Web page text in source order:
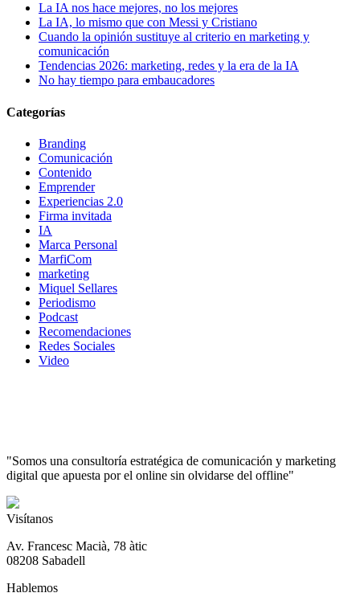
La IA nos hace mejores, no los mejores
La IA, lo mismo que con Messi y Cristiano
Cuando la opinión sustituye al criterio en marketing y
comunicación
Tendencias 2026: marketing, redes y la era de la IA
No hay tiempo para embaucadores
Categorías
Branding
Comunicación
Contenido
Emprender
Experiencias 2.0
Firma invitada
IA
Marca Personal
MarfiCom
marketing
Miquel Sellares
Periodismo
Podcast
Recomendaciones
Redes Sociales
Video
"Somos una consultoría estratégica de comunicación y marketing
digital que apuesta por el online sin olvidarse del offline"
Visítanos
Av. Francesc Macià, 78 àtic
08208 Sabadell
Hablemos